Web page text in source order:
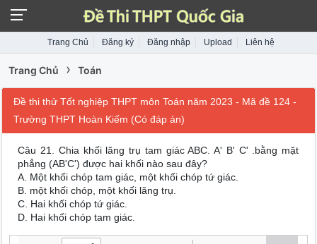
Trang Chủ Đăng ký Đăng nhập Upload Liên hệ
Trang Chủ › Toán
Đề thi thử Tốt nghiệp THPT môn Toán năm 2023 - Mã đề 124 -
Trường THPT Hoàn Kiếm (Có đáp án)
Câu 21. Chia khối lăng trụ tam giác ABC. A' B' C' .bằng mặt
phẳng (AB'C') được hai khối nào sau đây?
A. Một khối chóp tam giác, một khối chóp tứ giác.
B. một khối chóp, một khối lăng trụ.
C. Hai khối chóp tứ giác.
D. Hai khối chóp tam giác.